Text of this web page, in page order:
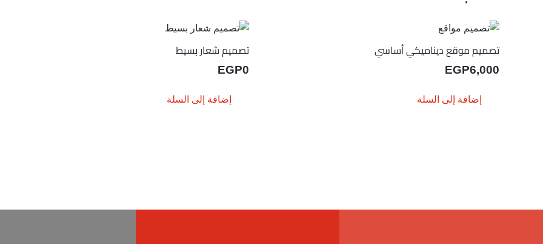
تصميم موقع ديناميكي أساسي
EGP6,000
إضافة إلى السلة
تصميم شعار بسيط
EGP0
إضافة إلى السلة